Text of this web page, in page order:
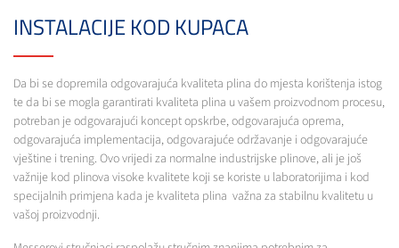
INSTALACIJE KOD KUPACA
Da bi se dopremila odgovarajuća kvaliteta plina do mjesta korištenja istog
te da bi se mogla garantirati kvaliteta plina u vašem proizvodnom procesu,
potreban je odgovarajući koncept opskrbe, odgovarajuća oprema,
odgovarajuća implementacija, odgovarajuće održavanje i odgovarajuće
vještine i trening. Ovo vrijedi za normalne industrijske plinove, ali je još
važnije kod plinova visoke kvalitete koji se koriste u laboratorijima i kod
specijalnih primjena kada je kvaliteta plina važna za stabilnu kvalitetu u
vašoj proizvodnji.